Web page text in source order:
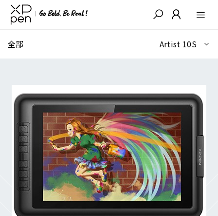
全部 Artist 10S